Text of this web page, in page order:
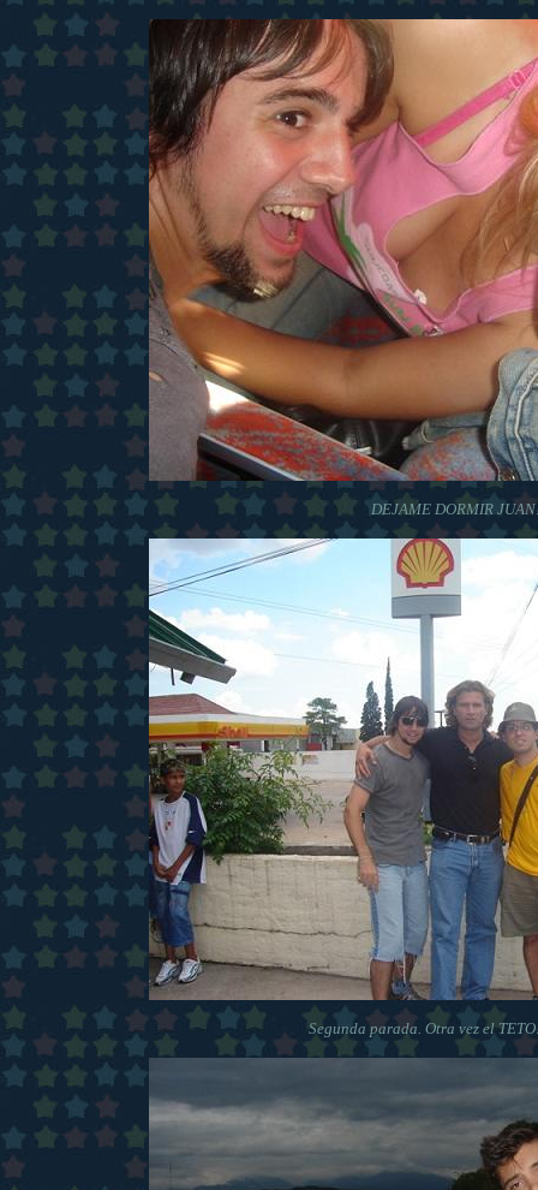
DEJAME DORMIR
Segunda parada. Otra vez el